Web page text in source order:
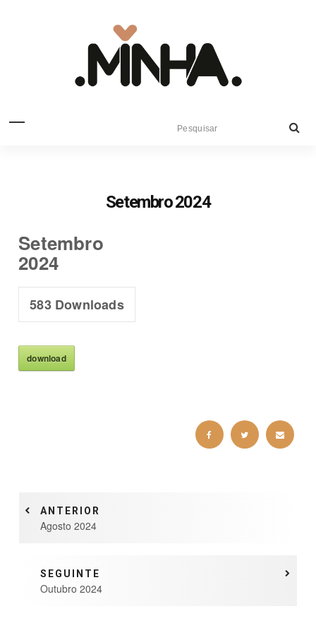
Setembro 2024
Setembro
2024
583Downloads
download
ANTERIOR
Agosto 2024
SEGUINTE
Outubro 2024